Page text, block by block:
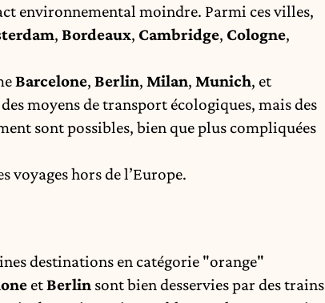
environnemental moindre. Parmi ces villes,
, Bordeaux, Cambridge, Cologne,
Barcelone, Berlin, Milan, Munich, et
moyens de transport écologiques, mais des
sont possibles, bien que plus compliquées
voyages hors de l’Europe.
destinations en catégorie "orange"
etBerlin sont bien desservies par des trains